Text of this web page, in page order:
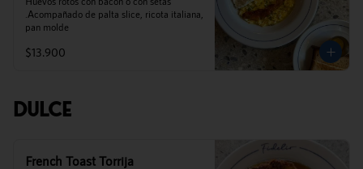
.Acompañado de palta slice, ricota italiana,
pan molde
$13.900
Dulce
French Toast Torrija